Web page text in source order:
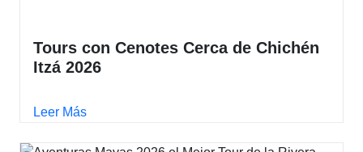
Tours con Cenotes Cerca de Chichén
Itzá 2026
Leer Más